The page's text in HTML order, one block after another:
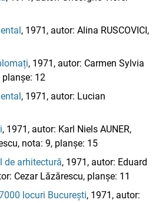
, 1971, autor: Alina RUSCOVICI,
, 1971, autor: Carmen Sylvia
planșe: 12
, 1971, autor: Lucian
, 1971, autor: Karl Niels AUNER,
nota: 9, planșe: 15
de arhitectură, 1971, autor: Eduard
Cezar Lăzărescu, planșe: 11
locuri București, 1971, autor: